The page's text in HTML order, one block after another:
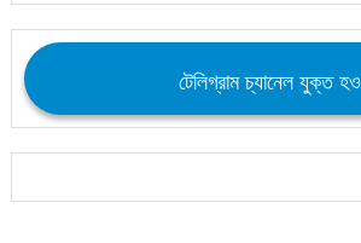
টেলিগ্রাম চ্যানেল যুক্ত হও